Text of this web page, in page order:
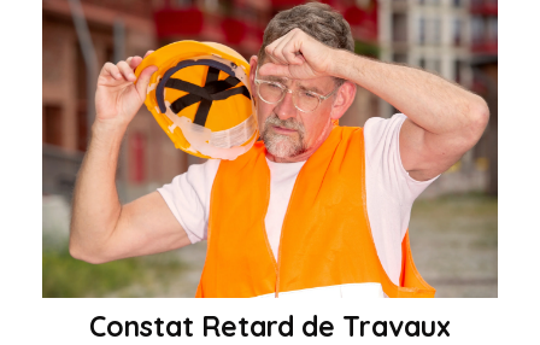
Constat Retard de Travaux